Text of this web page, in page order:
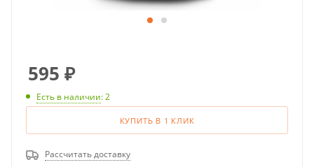
595 ₽
Есть в наличии: 2
КУПИТЬ В 1 КЛИК
Рассчитать доставку